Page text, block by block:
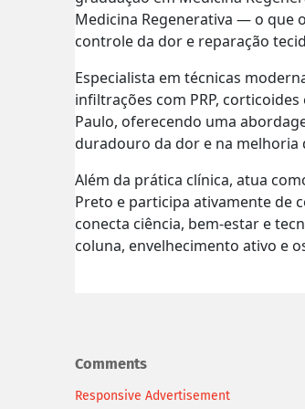
Medicina Regenerativa — o que
controle da dor e reparação
Especialista em técnicas
infiltrações com PRP,
Paulo, oferecendo uma
duradouro da dor e na melhoria
Além da prática clínica, atua
Preto e participa ativamente de
conecta ciência, bem-estar e
coluna, envelhecimento ativo e
Comments
Responsive Advertisement